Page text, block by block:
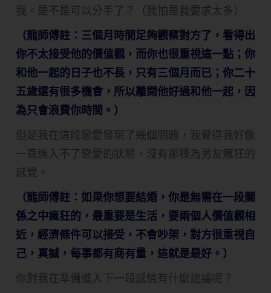
我。是不是可以分手了？（我怕是我要求太多）
（龍師傅註：三個月時間足夠觀察對方了，看得出
你不太接受他的價值觀，而你也很重視這一點；你
和他一起的日子也不長，只有三個月而已；你二十
五歲還有很多機會，所以離開他好過和他一起，因
為只會浪費你時間。）
但是我在這段戀愛發現了幾個問題，我覺得我好像
一直進入不了戀愛的狀態，沒有那種為男友瘋狂的
感覺。
（龍師傅註：如果你想要結婚，你是無需在一段關
係之中瘋狂的，最重要是生活，要兩個人價值觀相
近，經濟條件可以接受，不會吵架，對方很重視自
己，真誠，每事都有商有量，這就是最好。）
你對我在準備進入下一段感情有什麼建議呢？